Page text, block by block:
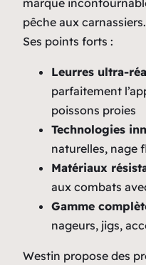
marque
pêche aux carnassiers.
Ses points forts :
Leurres ultra-
parfaitement
poissons proies
Technologies
naturelles, nage
Matériaux
aux combats
Gamme
nageurs, jigs,
Westin propose des